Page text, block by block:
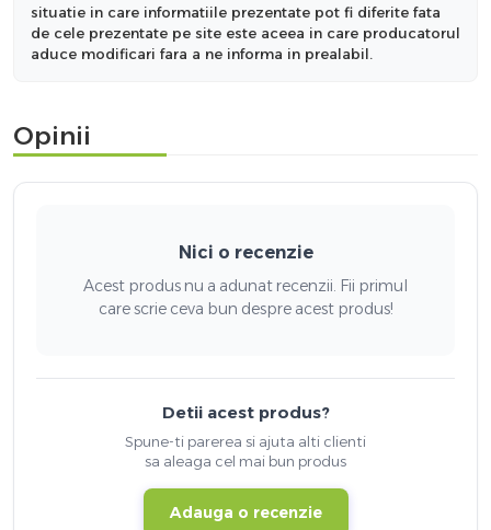
situatie in care informatiile prezentate pot fi diferite fata
de cele prezentate pe site este aceea in care producatorul
aduce modificari fara a ne informa in prealabil.
Opinii
Nici o recenzie
Acest produs nu a adunat recenzii. Fii primul
care scrie ceva bun despre acest produs!
Detii acest produs?
Spune-ti parerea si ajuta alti clienti
sa aleaga cel mai bun produs
Adauga o recenzie